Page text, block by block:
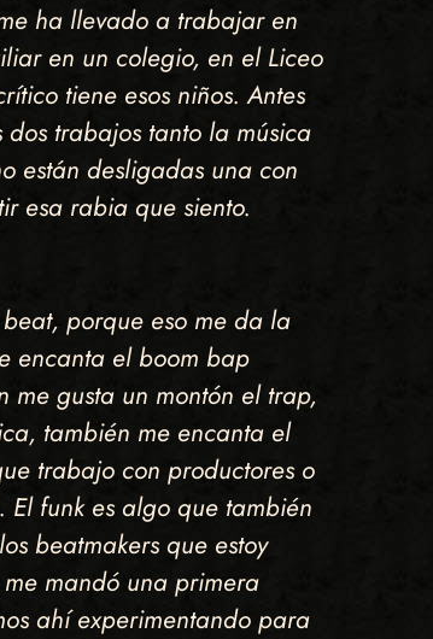
ha llevado a trabajar en
en un colegio, en el Liceo
tiene esos niños. Antes
trabajos tanto la música
están desligadas una con
esa rabia que siento.
porque eso me da la
encanta el boom bap
me gusta un montón el trap,
también me encanta el
trabajo con productores o
funk es algo que también
beatmakers que estoy
mandó una primera
ahí experimentando para